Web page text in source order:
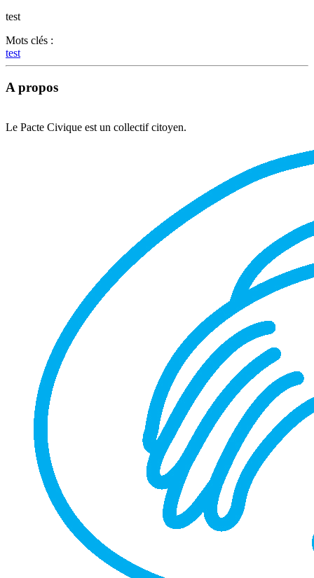
test
Mots clés :
test
A propos
Le Pacte Civique est un collectif citoyen.